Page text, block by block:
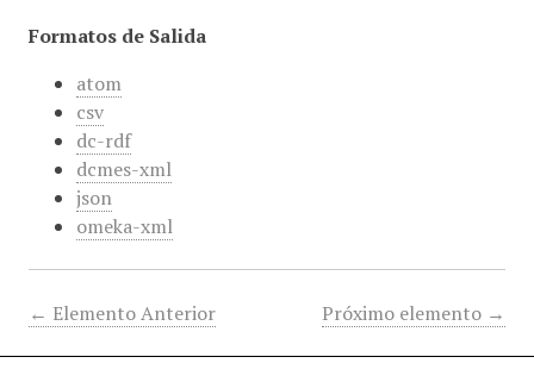
Formatos de Salida
atom
csv
dc-rdf
dcmes-xml
json
omeka-xml
← Elemento Anterior Próximo elemento →